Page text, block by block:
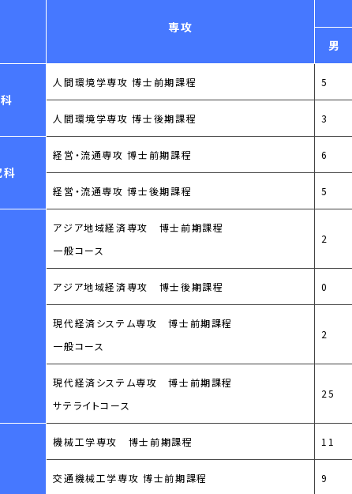
専攻
男
人間環境学専攻 博士前期課程 5
人間環境学専攻 博士後期課程 3
科
経営・流通専攻 博士前期課程 6
経営・流通専攻 博士後期課程 5
アジア地域経済専攻 博士前期課程
一般コース
2
アジア地域経済専攻 博士後期課程 0
現代経済システム専攻 博士前期課程
一般コース
2
現代経済システム専攻 博士前期課程
サテライトコース
25
機械工学専攻 博士前期課程 11
交通機械工学専攻 博士前期課程 9